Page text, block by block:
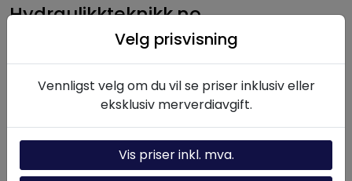
Hydraulikkteknikk.no
Hydraulikkteknikk AS leverer produkter, komponenter
og løsninger innen hydraulikk til norsk industri. Med
lang erfaring og solid fagkompetanse bistår vi kunder
med alt fra enkeltkomponenter til komplette
Velg prisvisning
Vennligst velg om du vil se priser inklusiv eller
eksklusiv merverdiavgift.
Vis priser inkl. mva.